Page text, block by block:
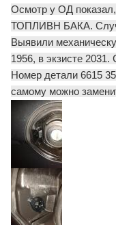
Осмотр у ОД
ТОПЛИВН БАКА.
Выявили
1956, в экзисте
Номер детали 6615
самому можно